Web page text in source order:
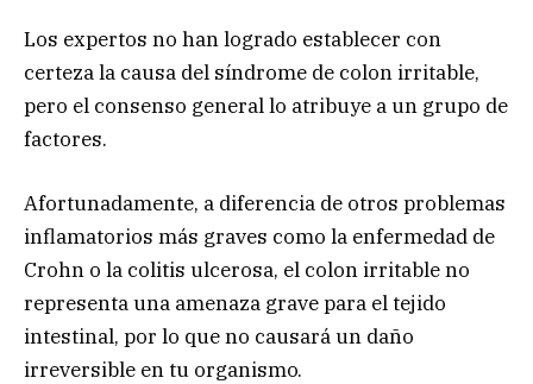
Los expertos no han logrado establecer con
certeza la causa del síndrome de colon irritable,
pero el consenso general lo atribuye a un grupo de
factores.
Afortunadamente, a diferencia de otros problemas
inflamatorios más graves como la enfermedad de
Crohn o la colitis ulcerosa, el colon irritable no
representa una amenaza grave para el tejido
intestinal, por lo que no causará un daño
irreversible en tu organismo.